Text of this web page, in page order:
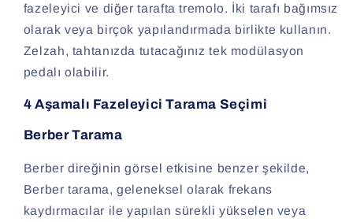
fazeleyici ve diğer tarafta tremolo. İki tarafı bağımsız
olarak veya birçok yapılandırmada birlikte kullanın.
Zelzah, tahtanızda tutacağınız tek modülasyon
pedalı olabilir.
4 Aşamalı Fazeleyici Tarama Seçimi
Berber Tarama
Berber direğinin görsel etkisine benzer şekilde,
Berber tarama, geleneksel olarak frekans
kaydırmacılar ile yapılan sürekli yükselen veya